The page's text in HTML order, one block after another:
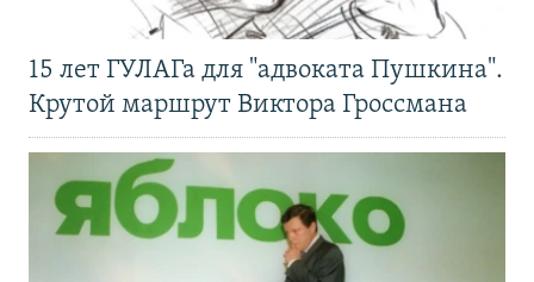
15 лет ГУЛАГа для "адвоката Пушкина".
Крутой маршрут Виктора Гроссмана